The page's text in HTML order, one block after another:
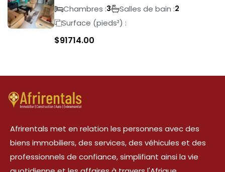
Chambres :3 Salles de bain :2
Surface (pieds²) :
$91714.00
Afrirentals met en relation les personnes avec des
biens immobiliers, des services, des véhicules et des
professionnels de confiance, simplifiant ainsi la vie